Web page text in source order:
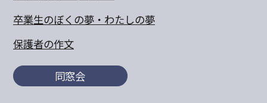
卒業生のぼくの夢・わたしの夢
保護者の作文
同窓会